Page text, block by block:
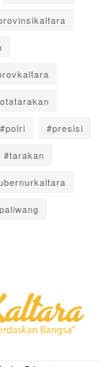
#polri #presisi
#tarakan